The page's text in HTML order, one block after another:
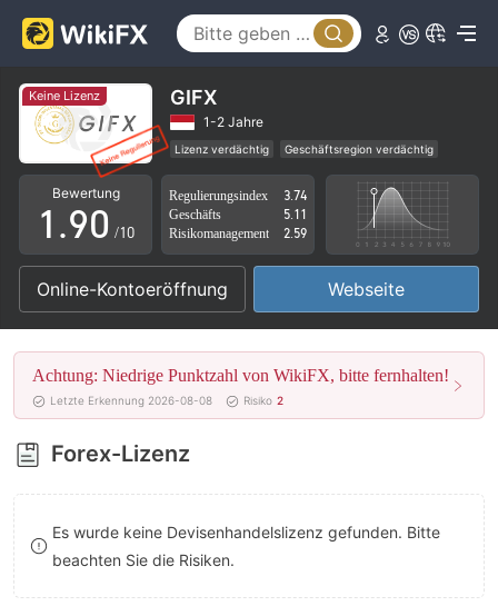
Keine Lizenz GIFX
1-2 Jahre
Lizenz verdächtig
Geschäftsregion verdächtig
Hohes potenzielles Risiko
Bewertung
0
1
2
3
4
5
6
7
8
9
.
5
6
7
8
90
1
2
3
4
5
6
7
8
/10
Regulierungsindex
3.74
Geschäfts
5.11
Risikomanagement
2.59
Online-Kontoeröffnung Webseite
Achtung: Niedrige Punktzahl von WikiFX, bitte fernhalten!
Letzte Erkennung 2026-08-08 Risiko 2
Forex-Lizenz
Es wurde keine Devisenhandelslizenz gefunden. Bitte
beachten Sie die Risiken.